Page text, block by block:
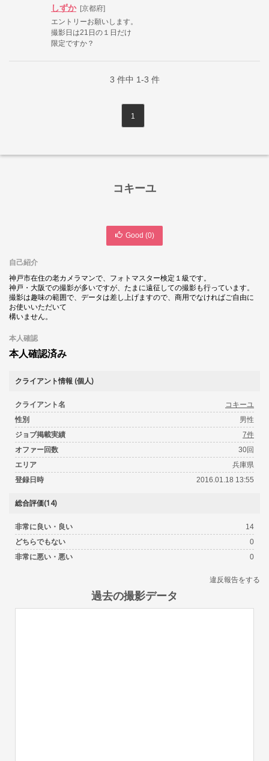
しずか [京都府]
エントリーお願いします。
撮影日は21日の１日だけ
限定ですか？
3 件中 1-3 件
1
コキーユ
Good (0)
自己紹介
神戸市在住の老カメラマンで、フォトマスター検定１級です。
神戸・大阪での撮影が多いですが、たまに遠征しての撮影も行っています。
撮影は趣味の範囲で、データは差し上げますので、商用でなければご自由に
お使いいただいて
構いません。
本人確認
本人確認済み
クライアント情報 (個人)
クライアント名
コキーユ
性別
男性
ジョブ掲載実績
7件
オファー回数
30回
エリア
兵庫県
登録日時
2016.01.18 13:55
総合評価(14)
非常に良い・良い
14
どちらでもない
0
非常に悪い・悪い
0
違反報告をする
過去の撮影データ